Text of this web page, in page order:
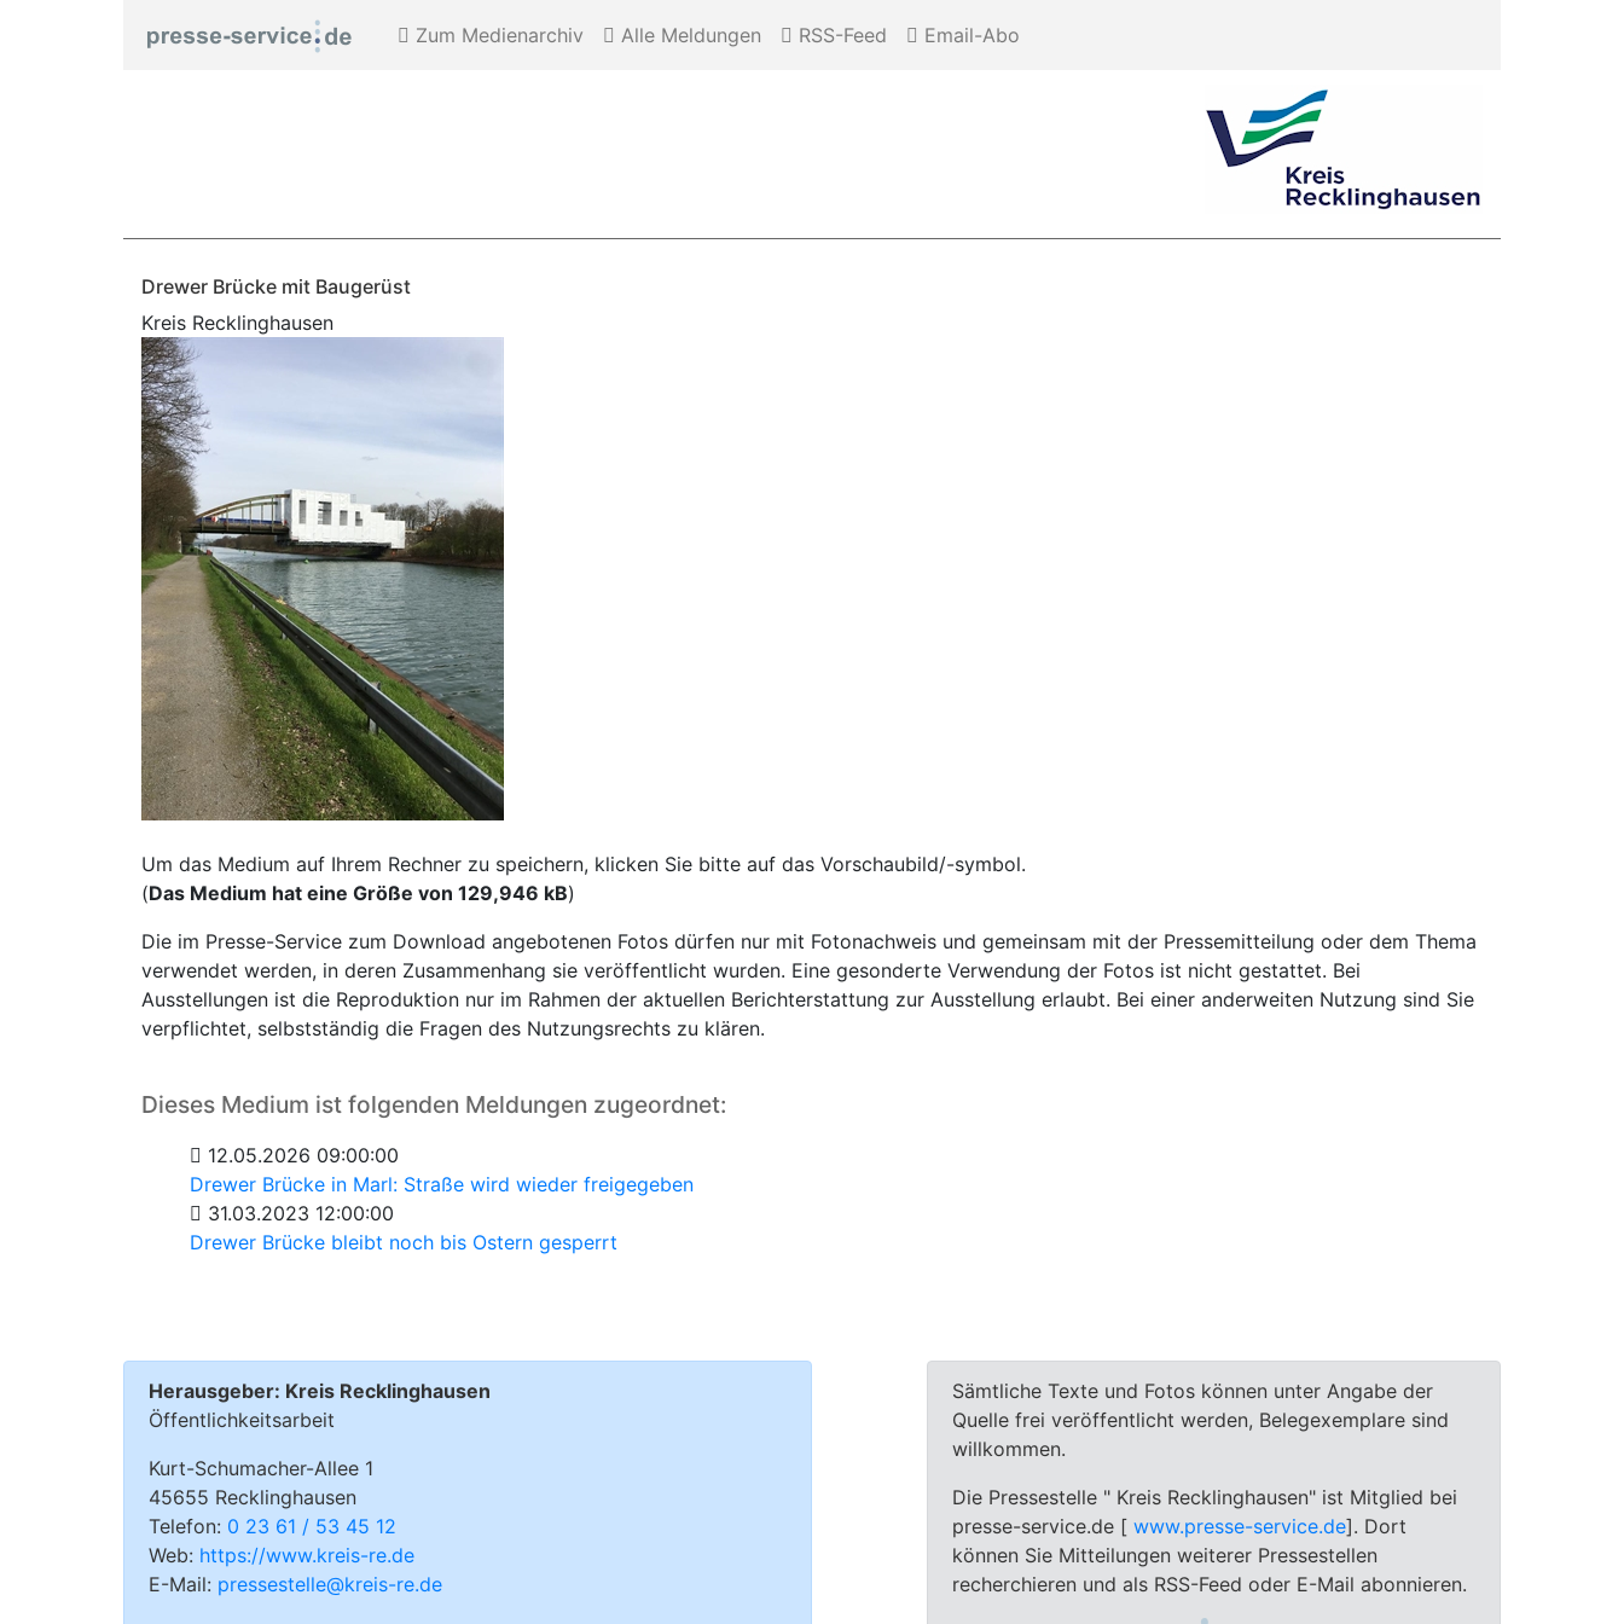
Zum Medienarchiv Alle Meldungen RSS-Feed Email-Abo
Drewer Brücke mit Baugerüst
Kreis Recklinghausen
Um das Medium auf Ihrem Rechner zu speichern, klicken Sie bitte auf das Vorschaubild/-symbol.
(Das Medium hat eine Größe von 129,946 kB)
Die im Presse-Service zum Download angebotenen Fotos dürfen nur mit Fotonachweis und gemeinsam mit der Pressemitteilung oder dem Thema
verwendet werden, in deren Zusammenhang sie veröffentlicht wurden. Eine gesonderte Verwendung der Fotos ist nicht gestattet. Bei
Ausstellungen ist die Reproduktion nur im Rahmen der aktuellen Berichterstattung zur Ausstellung erlaubt. Bei einer anderweiten Nutzung sind Sie
verpflichtet, selbstständig die Fragen des Nutzungsrechts zu klären.
Dieses Medium ist folgenden Meldungen zugeordnet:
12.05.2026 09:00:00
Drewer Brücke in Marl: Straße wird wieder freigegeben
31.03.2023 12:00:00
Drewer Brücke bleibt noch bis Ostern gesperrt
Herausgeber: Kreis Recklinghausen
Öffentlichkeitsarbeit
Kurt-Schumacher-Allee 1
45655 Recklinghausen
Telefon: 0 23 61 / 53 45 12
Web: https://www.kreis-re.de
E-Mail: pressestelle@kreis-re.de
Sämtliche Texte und Fotos können unter Angabe der
Quelle frei veröffentlicht werden, Belegexemplare sind
willkommen.
Die Pressestelle " Kreis Recklinghausen" ist Mitglied bei
presse-service.de [ www.presse-service.de]. Dort
können Sie Mitteilungen weiterer Pressestellen
recherchieren und als RSS-Feed oder E-Mail abonnieren.